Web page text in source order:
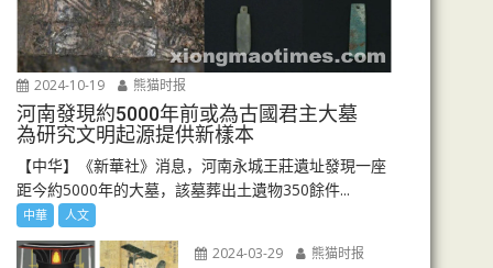
2024-10-19 熊猫时报
河南發現約5000年前或為古國君主大墓
為研究文明起源提供新樣本
【中华】《新華社》消息，河南永城王莊遺址發現一座
距今約5000年的大墓，該墓葬出土遺物350餘件...
中華 人文
2024-03-29 熊猫时报